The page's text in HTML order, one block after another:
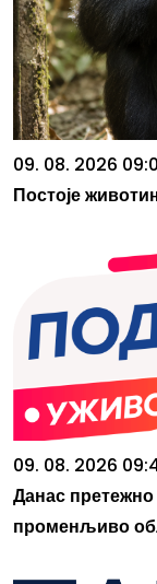
09. 08. 2026
Постоје
09. 08. 2026
Данас претежно
променљиво